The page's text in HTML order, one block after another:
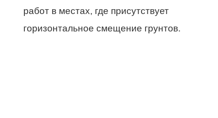
работ в местах, где присутствует
горизонтальное смещение грунтов.